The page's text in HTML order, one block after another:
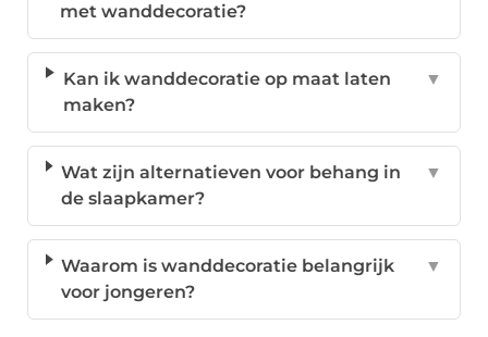
met wanddecoratie?
Kan ik wanddecoratie op maat laten
maken?
▼
Wat zijn alternatieven voor behang in
de slaapkamer?
▼
Waarom is wanddecoratie belangrijk
voor jongeren?
▼